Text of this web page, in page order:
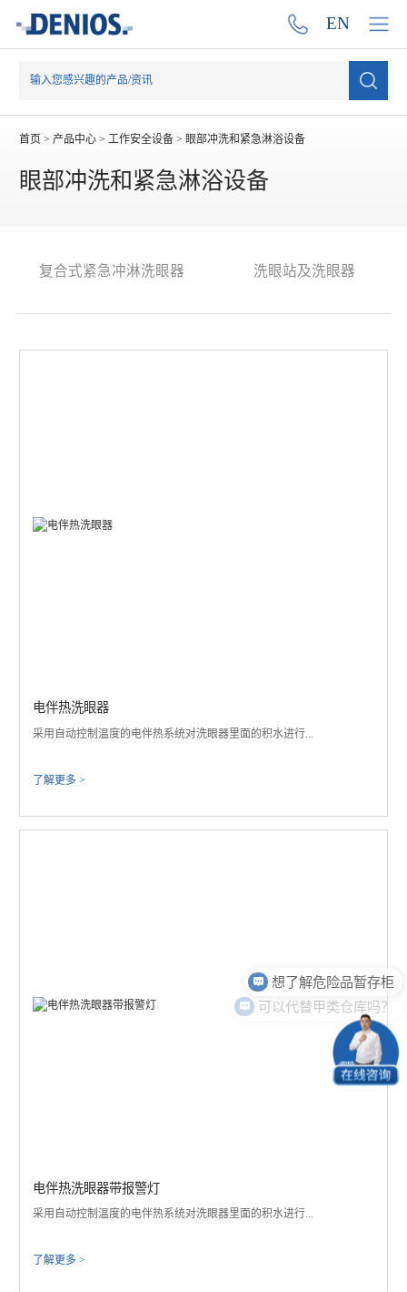
EN
首页 > 产品中心 > 工作安全设备 > 眼部冲洗和紧急淋浴设备
眼部冲洗和紧急淋浴设备
复合式紧急冲淋洗眼器 洗眼站及洗眼器
电伴热洗眼器
采用自动控制温度的电伴热系统对洗眼器里面的积水进行...
了解更多 >
电伴热洗眼器带报警灯
采用自动控制温度的电伴热系统对洗眼器里面的积水进行...
了解更多 >
想了解危险品暂存柜
可以代替甲类仓库吗？